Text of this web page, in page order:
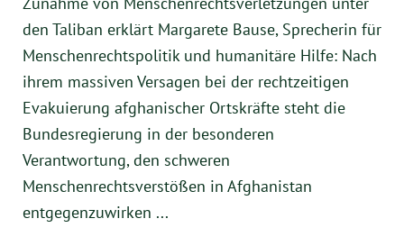
den Taliban erklärt Margarete Bause, Sprecherin für
Menschenrechtspolitik und humanitäre Hilfe: Nach
ihrem massiven Versagen bei der rechtzeitigen
Evakuierung afghanischer Ortskräfte steht die
Bundesregierung in der besonderen
Verantwortung, den schweren
Menschenrechtsverstößen in Afghanistan
entgegenzuwirken ...